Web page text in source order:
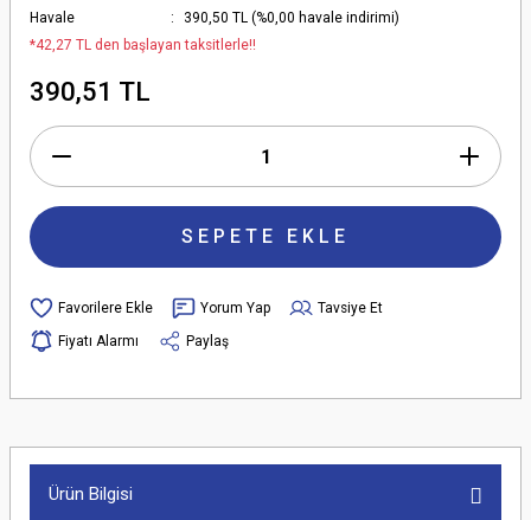
Havale
390,50 TL (%0,00 havale indirimi)
*42,27 TL den başlayan taksitlerle!!
390,51 TL
SEPETE EKLE
Yorum Yap
Tavsiye Et
Fiyatı Alarmı
Paylaş
Ürün Bilgisi